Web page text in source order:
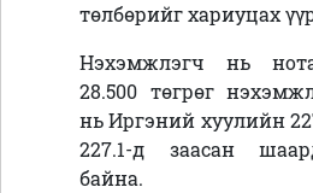
төлбөрийг хариуцах
Нэхэмжлэгч нь
28.500 төгрөг
нь Иргэний хуулийн
227.1-д заасан
байна.